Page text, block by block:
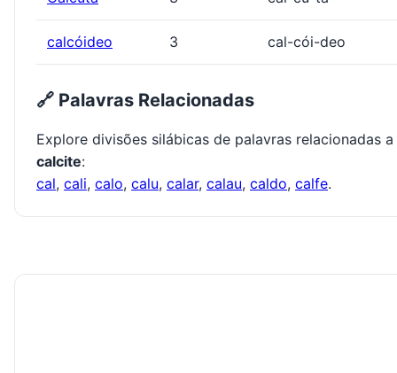
calcóideo 3 cal-cói-deo
🔗 Palavras Relacionadas
Explore divisões silábicas de palavras relacionadas a
calcite:
cal, cali, calo, calu, calar, calau, caldo, calfe.